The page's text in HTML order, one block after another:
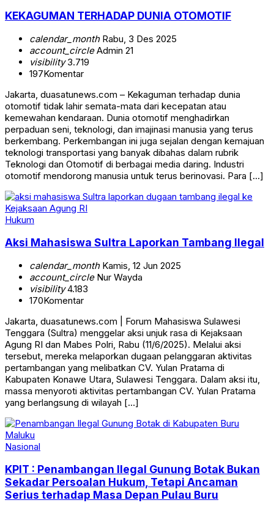
KEKAGUMAN TERHADAP DUNIA OTOMOTIF
calendar_monthRabu, 3 Des 2025
account_circleAdmin 21
visibility3.719
197Komentar
Jakarta, duasatunews.com – Kekaguman terhadap dunia
otomotif tidak lahir semata-mata dari kecepatan atau
kemewahan kendaraan. Dunia otomotif menghadirkan
perpaduan seni, teknologi, dan imajinasi manusia yang terus
berkembang. Perkembangan ini juga sejalan dengan kemajuan
teknologi transportasi yang banyak dibahas dalam rubrik
Teknologi dan Otomotif di berbagai media daring. Industri
otomotif mendorong manusia untuk terus berinovasi. Para […]
Hukum
Aksi Mahasiswa Sultra Laporkan Tambang Ilegal
calendar_monthKamis, 12 Jun 2025
account_circleNur Wayda
visibility4.183
170Komentar
Jakarta, duasatunews.com | Forum Mahasiswa Sulawesi
Tenggara (Sultra) menggelar aksi unjuk rasa di Kejaksaan
Agung RI dan Mabes Polri, Rabu (11/6/2025). Melalui aksi
tersebut, mereka melaporkan dugaan pelanggaran aktivitas
pertambangan yang melibatkan CV. Yulan Pratama di
Kabupaten Konawe Utara, Sulawesi Tenggara. Dalam aksi itu,
massa menyoroti aktivitas pertambangan CV. Yulan Pratama
yang berlangsung di wilayah […]
Nasional
KPIT : Penambangan Ilegal Gunung Botak Bukan
Sekadar Persoalan Hukum, Tetapi Ancaman
Serius terhadap Masa Depan Pulau Buru